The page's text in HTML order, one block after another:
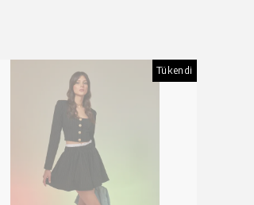
Tükendi